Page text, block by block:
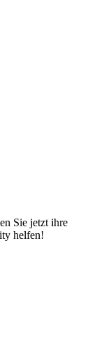
Sie jetzt ihre
helfen!